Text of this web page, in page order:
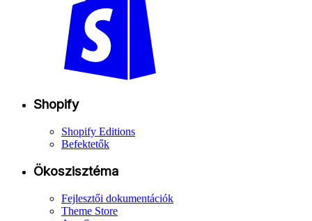
Shopify
Shopify Editions
Befektetők
Ökoszisztéma
Fejlesztői dokumentációk
Theme Store